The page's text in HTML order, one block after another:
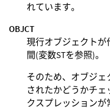
れています。
OBJCT
現行オブジェクト
間(変数STを参照)。
そのため、オブジ
されたかどうかチェ
クスプレッションが